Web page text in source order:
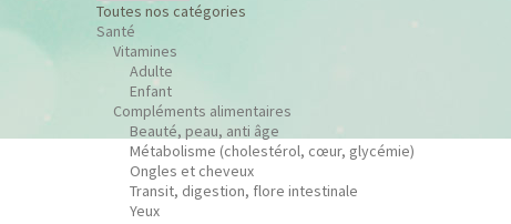
Toutes nos catégories
Santé
Vitamines
Adulte
Enfant
Compléments alimentaires
Beauté, peau, anti âge
Métabolisme (cholestérol, cœur, glycémie)
Ongles et cheveux
Transit, digestion, flore intestinale
Yeux